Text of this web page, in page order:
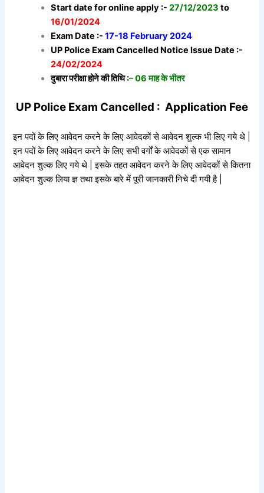
Start date for online apply :- 27/12/2023 to
16/01/2024
Exam Date :-17-18 February 2024
UP Police Exam Cancelled Notice Issue Date :-
24/02/2024
दुबारा परीक्षा होने की तिथि :– 06 माह के भीतर
UP Police Exam Cancelled : Application Fee
इन पदों के लिए आवेदन करने के लिए आवेदकों से आवेदन शुल्क भी लिए गये थे |
इन पदों के लिए आवेदन करने के लिए सभी वर्गों के आवेदकों से एक सामान
आवेदन शुल्क लिए गये थे | इसके तहत आवेदन करने के लिए आवेदकों से कितना
आवेदन शुल्क लिया ज्ञ तथा इसके बारे में पूरी जानकारी निचे दी गयी है |